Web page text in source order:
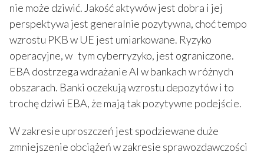
nie może dziwić. Jakość aktywów jest dobra i jej
perspektywa jest generalnie pozytywna, choć tempo
wzrostu PKB w UE jest umiarkowane. Ryzyko
operacyjne, w tym cyberryzyko, jest ograniczone.
EBA dostrzega wdrażanie AI w bankach w różnych
obszarach. Banki oczekują wzrostu depozytów i to
trochę dziwi EBA, że mają tak pozytywne podejście.
W zakresie uproszczeń jest spodziewane duże
zmniejszenie obciążeń w zakresie sprawozdawczości